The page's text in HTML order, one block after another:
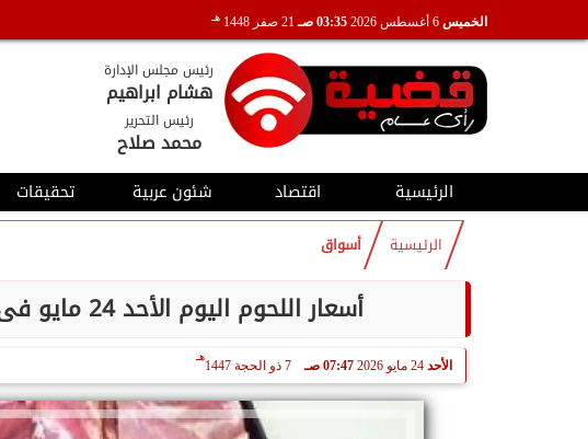
الخميس 03:35 صـ 21 صفر 1448 هـ
رئيس مجلس الإدارة
هشام ابراهيم
رئيس التحرير
محمد صلاح
الرئيسية اقتصاد شئون عربية تحقيقات
الرئيسية أسواق
أسعار اللحوم اليوم الأحد 24 مايو فى محال الجزارة والمنافذ الحكومية
الأحد 24 مايو 2026 07:47 صـ 7 ذو الحجة 1447
هـ